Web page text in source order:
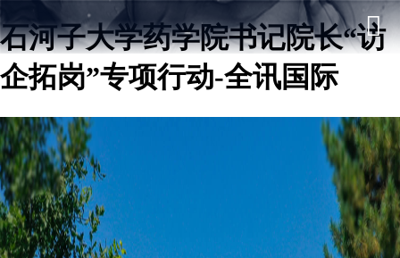
石河子大学药学院书记院长“访
企拓岗”专项行动-全讯国际